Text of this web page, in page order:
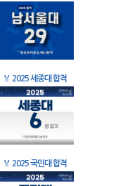
🏅 2025 세종대 합격
🏅 2025 국민대 합격